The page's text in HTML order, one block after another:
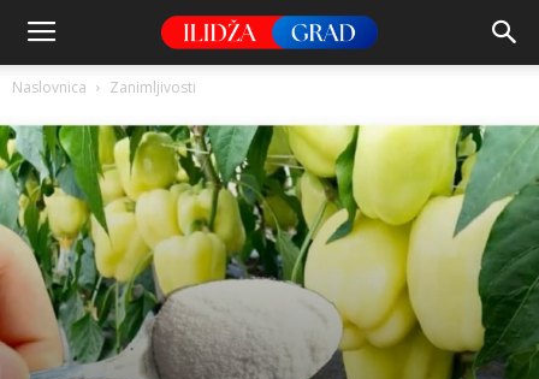
Naslovnica Zanimljivosti